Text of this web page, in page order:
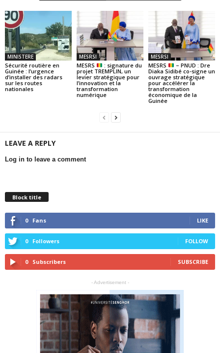
MINISTERE
Sécurité routière en
Guinée : l’urgence
d’installer des radars
sur les routes
nationales
MESRSI
MESRS
: signature du
projet TREMPLIN, un
levier stratégique pour
l’innovation et la
transformation
numérique
MESRSI
MESRS
– PNUD : Dre
Diaka Sidibé co-signe un
ouvrage stratégique
pour accélérer la
transformation
économique de la
Guinée
LEAVE A REPLY
Log in to leave a comment
Block title
0 Fans LIKE
0 Followers FOLLOW
0 Subscribers SUBSCRIBE
- Advertisement -